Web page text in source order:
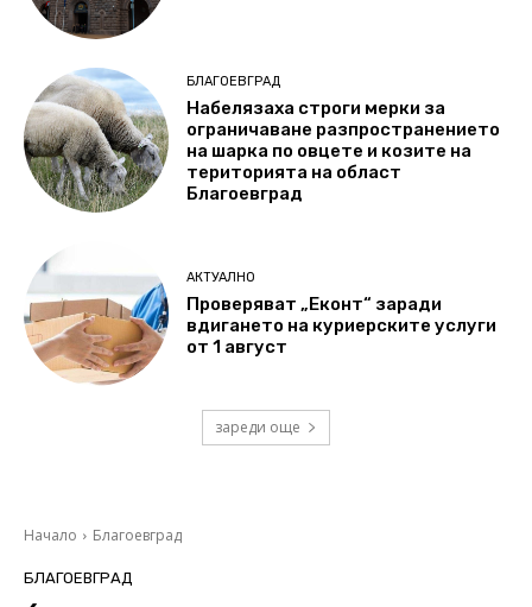
БЛАГОЕВГРАД
Набелязаха строги мерки за
ограничаване разпространението
на шарка по овцете и козите на
територията на област
Благоевград
АКТУАЛНО
Проверяват „Еконт“ заради
вдигането на куриерските услуги
от 1 август
зареди още